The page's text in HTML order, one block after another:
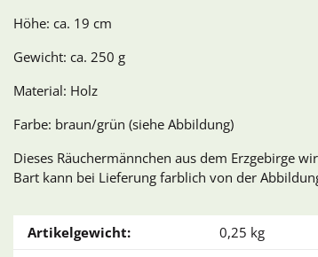
Höhe: ca. 19 cm
Gewicht: ca. 250 g
Material: Holz
Farbe: braun/grün (siehe Abbildung)
Dieses Räuchermännchen aus dem Erzgebirge
Bart kann bei Lieferung farblich von der
Artikelgewicht: 0,25 kg